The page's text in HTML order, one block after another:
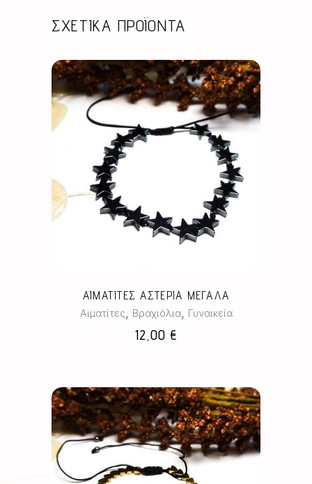
ΣΧΕΤΙΚΆ ΠΡΟΪΌΝΤΑ
πολλαπλές
παραλλαγές.
να
επιλεγούν
στη
ΑΙΜΑΤΙΤΕΣ ΑΣΤΕΡΙΑ ΜΕΓΑΛΑ
Αιματίτες, Βραχιόλια, Γυναικεία
12,00 €